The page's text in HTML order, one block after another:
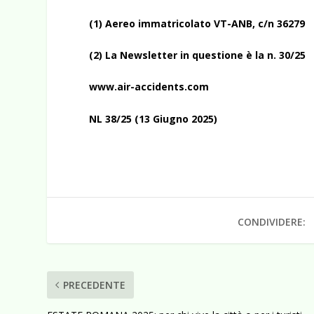
(1) Aereo immatricolato VT-ANB, c/n 36279
(2) La Newsletter in questione è la n. 30/25
www.air-accidents.com
NL 38/25 (13 Giugno 2025)
CONDIVIDERE:
PRECEDENTE